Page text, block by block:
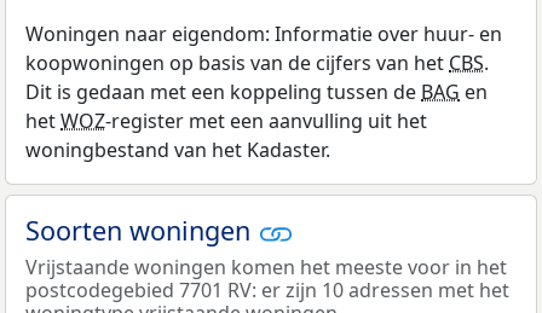
Woningen naar eigendom: Informatie over huur- en
koopwoningen op basis van de cijfers van het CBS.
Dit is gedaan met een koppeling tussen de BAG en
hetWOZ-register met een aanvulling uit het
woningbestand van het Kadaster.
Soorten woningen
Vrijstaande woningen komen het meeste voor in het
postcodegebied 7701 RV: er zijn 10 adressen met het